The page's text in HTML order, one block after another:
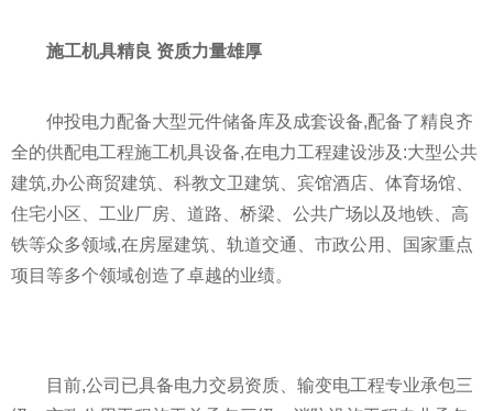
施工机具精良 资质力量雄厚
仲投电力配备大型元件储备库及成套设备,配备了精良齐
全的供配电工程施工机具设备,在电力工程建设涉及:大型公共
建筑,办公商贸建筑、科教文卫建筑、宾馆酒店、体育场馆、
住宅小区、工业厂房、道路、桥梁、公共广场以及地铁、高
铁等众多领域,在房屋建筑、轨道交通、市政公用、国家重点
项目等多个领域创造了卓越的业绩。
目前,公司已具备电力交易资质、输变电工程专业承包三